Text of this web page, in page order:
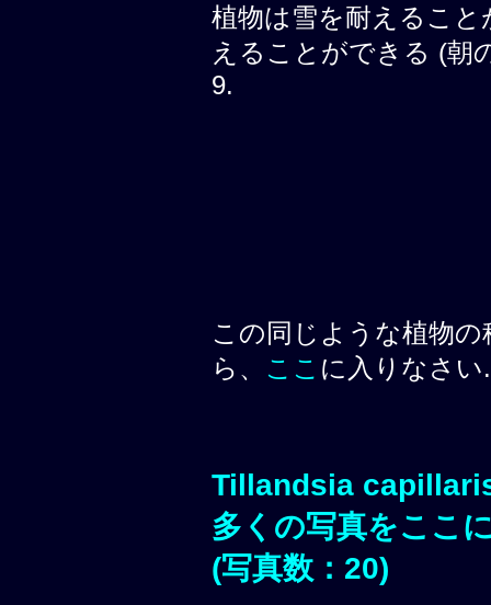
植物は雪を耐えるこ
えることができる (朝
9.
この同じような植物
ら、 ここ に入りなさい.
Tillandsia
多くの写真をここ
(写真数：20)